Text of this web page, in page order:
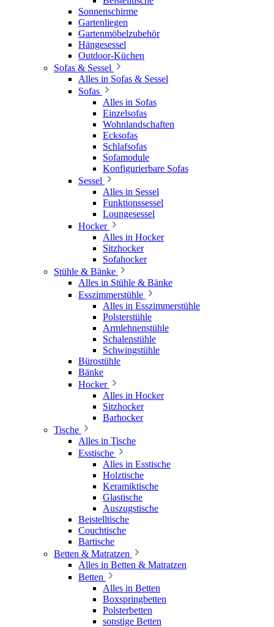
Sonnenschirme
Gartenliegen
Gartenmöbelzubehör
Hängesessel
Outdoor-Küchen
Sofas & Sessel
Alles in Sofas & Sessel
Sofas
Alles in Sofas
Einzelsofas
Wohnlandschaften
Ecksofas
Schlafsofas
Sofamodule
Konfigurierbare Sofas
Sessel
Alles in Sessel
Funktionssessel
Loungesessel
Hocker
Alles in Hocker
Sitzhocker
Sofahocker
Stühle & Bänke
Alles in Stühle & Bänke
Esszimmerstühle
Alles in Esszimmerstühle
Polsterstühle
Armlehnenstühle
Schalenstühle
Schwingstühle
Bürostühle
Bänke
Hocker
Alles in Hocker
Sitzhocker
Barhocker
Tische
Alles in Tische
Esstische
Alles in Esstische
Holztische
Keramiktische
Glastische
Auszugstische
Beistelltische
Couchtische
Bartische
Betten & Matratzen
Alles in Betten & Matratzen
Betten
Alles in Betten
Boxspringbetten
Polsterbetten
sonstige Betten